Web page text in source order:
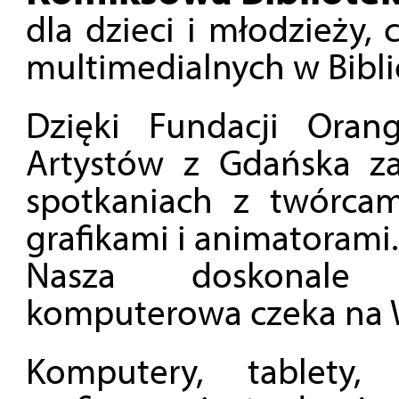
dla dzieci i młodzieży,
multimedialnych w
Dzięki Fundacji
Artystów z Gdańska
spotkaniach z
grafikami i
Nasza doskonale
komputerowa czeka na
Komputery,